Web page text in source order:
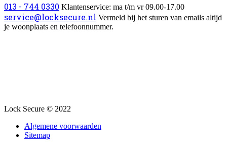
013 - 744 0330 Klantenservice: ma t/m vr 09.00-17.00
service@locksecure.nl Vermeld bij het sturen van emails altijd
je woonplaats en telefoonnummer.
Lock Secure © 2022
Algemene voorwaarden
Sitemap